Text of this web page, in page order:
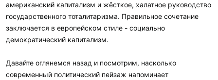
американский капитализм и жёсткое, халатное руководство
государственного тоталитаризма. Правильное сочетание
заключается в европейском стиле - социально
демократический капитализм.
Давайте оглянемся назад и посмотрим, насколько
современный политический пейзаж напоминает